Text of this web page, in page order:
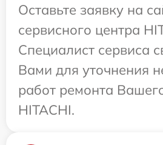
Оставьте заявку на
сервисного центра
Специалист сервиса
Вами для уточнения
работ ремонта
HITACHI.